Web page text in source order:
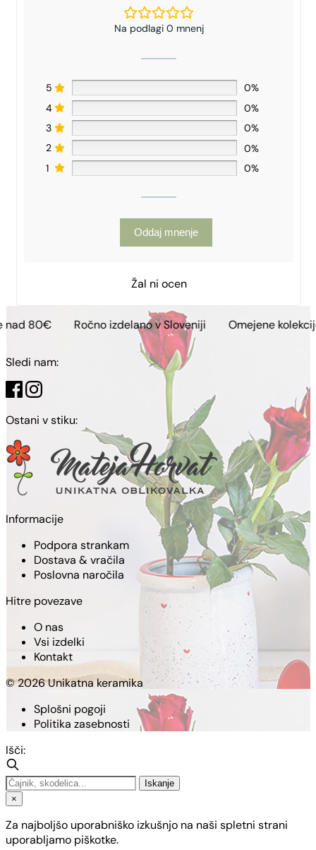
Na podlagi 0 mnenj
5
0%
4
0%
3
0%
2
0%
1
0%
Oddaj mnenje
Žal ni ocen
Ročno izdelano v Sloveniji Omejene kolekcije
Sledi nam:
Ostani v stiku:
Informacije
Podpora strankam
Dostava & vračila
Poslovna naročila
Hitre povezave
O nas
Vsi izdelki
Kontakt
© 2026 Unikatna keramika
Splošni pogoji
Politika zasebnosti
Išči:
Iskanje
×
Za najboljšo uporabniško izkušnjo na naši spletni strani
uporabljamo piškotke.